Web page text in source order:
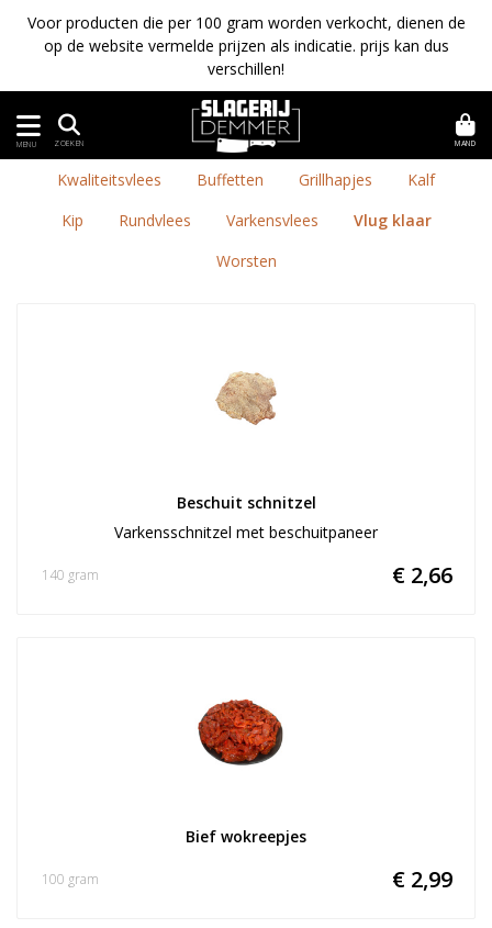
Voor producten die per 100 gram worden verkocht, dienen de
op de website vermelde prijzen als indicatie. prijs kan dus
verschillen!
MENU ZOEKEN MAND
Kwaliteitsvlees Buffetten Grillhapjes
Kalf
Kip
Rundvlees Varkensvlees
Vlug klaar
Worsten
Beschuit schnitzel
Varkensschnitzel met beschuitpaneer
€ 2,66
140 gram
Bief wokreepjes
€ 2,99
100 gram